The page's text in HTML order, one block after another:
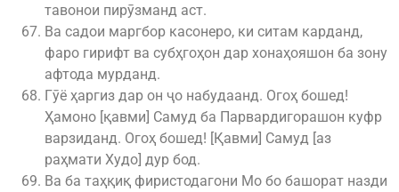
тавонои пирӯзманд аст.
Ва садои маргбор касонеро, ки ситам карданд,
фаро гирифт ва субҳгоҳон дар хонаҳояшон ба зону
афтода мурданд.
Гӯё ҳаргиз дар он ҷо набудаанд. Огоҳ бошед!
Ҳамоно [қавми] Самуд ба Парвардигорашон куфр
варзиданд. Огоҳ бошед! [Қавми] Самуд [аз
раҳмати Худо] дур бод.
Ва ба таҳқиқ фиристодагони Мо бо башорат назди